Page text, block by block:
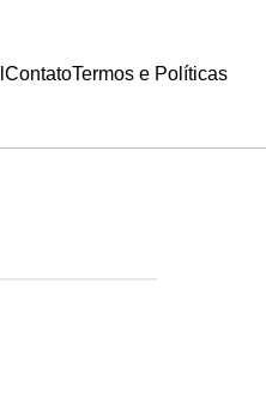
ContatoTermos e Políticas